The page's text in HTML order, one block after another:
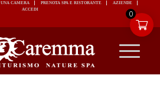
0
PRENOTA UNA CAMERA PRENOTA SPA E RISTORANTE